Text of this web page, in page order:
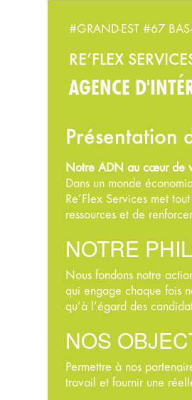
#GRAND-EST #67
RE’FLEX
AGENCE
Présentation
Notre ADN au cœur de
Dans un monde
Re’Flex Services met
ressources et de
NOTRE
Nous fondons notre
qui engage chaque fois
qu’à l’égard des
NOS
Permettre à nos
travail et fournir une